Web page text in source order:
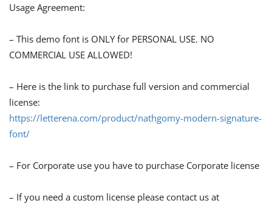
Usage Agreement:
– This demo font is ONLY for PERSONAL USE. NO
COMMERCIAL USE ALLOWED!
– Here is the link to purchase full version and commercial
license:
https://letterena.com/product/nathgomy-modern-signature-
font/
– For Corporate use you have to purchase Corporate license
– If you need a custom license please contact us at